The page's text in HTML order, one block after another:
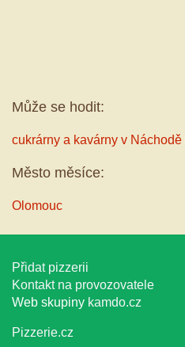
Může se hodit:
cukrárny a kavárny v Náchodě
Město měsíce:
Olomouc
Přidat pizzerii
Kontakt na provozovatele
Web skupiny kamdo.cz
Pizzerie.cz